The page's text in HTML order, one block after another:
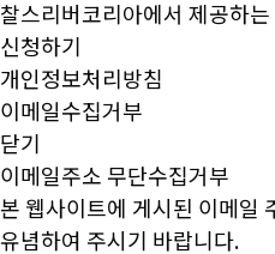
찰스리버코리아에서 제공하
신청하기
개인정보처리방침
이메일수집거부
닫기
이메일주소 무단수집거부
본 웹사이트에 게시된 이메일
유념하여 주시기 바랍니다.